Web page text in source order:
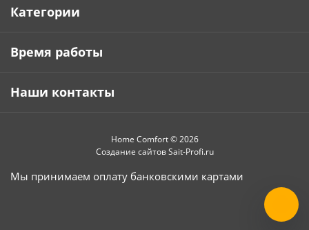
Категории
Время работы
Наши контакты
Home Comfort © 2026
Создание сайтовSait-Profi.ru
Мы принимаем оплату банковскими картами